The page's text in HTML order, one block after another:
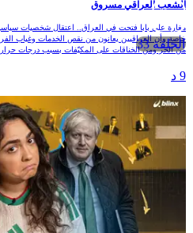
الحلقة 33
الشعب العراقي مسروق
مغارة علي بابا فتحت في العراق.. اعتقال شخصيات سياسية
خاصة وأن العراقيين يعانون من نقص الخدمات وغياب
من الحر ومن الخناقات على المكيّفات بسبب درجات